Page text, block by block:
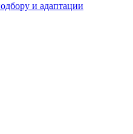
и адаптации